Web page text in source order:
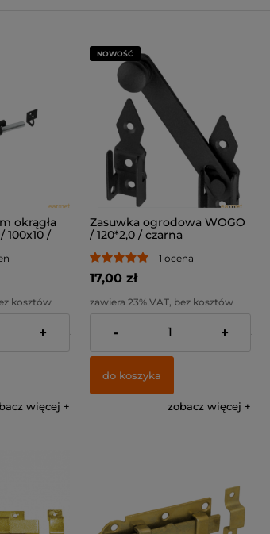
okrągła
100x10 /
kosztów
9,76 zł
+
więcej
Zasuwka ogrodowa WOGO
/ 120*2,0 / czarna
1 ocena
17,00 zł
zawiera 23% VAT, bez kosztów
dostawy
Cena netto:
13,82 zł
- +
do koszyka
zobacz więcej
NOWOŚĆ